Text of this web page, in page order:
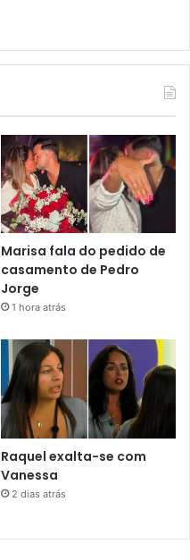
Marisa fala do pedido de
casamento de Pedro
Jorge
1 hora atrás
Raquel exalta-se com
Vanessa
2 dias atrás